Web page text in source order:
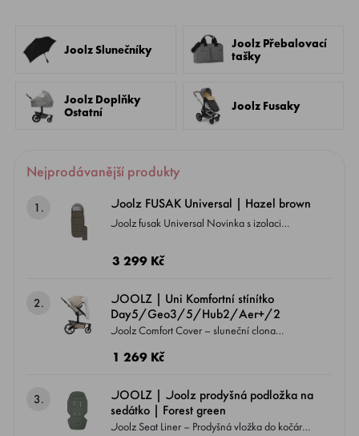
Joolz Slunečníky
Joolz Přebalovací
tašky
Joolz Doplňky
Ostatní
Joolz Fusaky
Nejprodávanější produkty
1. Joolz FUSAK Universal | Hazel brown
Joolz fusak Universal Novinka s izolaci
barvách Kompatibilní SE VŠEMI modely
AER2, AER+
3 299 Kč
2.
JOOLZ | Uni Komfortní stínítko
Day5/Geo3/5/Hub2/Aer+/2
Joolz Comfort Cover – sluneční clona
Zajišťuje dítěti klidné a chráněné prostředí v
1 269 Kč
3.
JOOLZ | Joolz prodyšná podložka na
sedátko | Forest green
Joolz Seat Liner – Prodyšná vložka do kočárku